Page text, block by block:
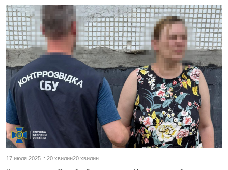
17 июля 2025 :: 20 хвилин20 хвилин